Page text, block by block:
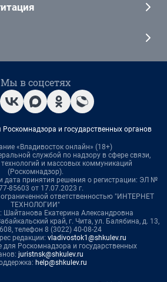
Мы в соцсетях
и государственных органов
«Владивосток онлайн» (18+)
службой по надзору в сфере связи,
и массовых коммуникаций
(Роскомнадзор).
дата принятия решения о регистрации: ЭЛ №
85603 от 17.07.2023 г.
ответственностью "ИНТЕРНЕТ
ТЕХНОЛОГИИ"
Шайтанова Екатерина Александровна
край, г. Чита, ул. Балябина, д. 13,
телефон 8 (3022) 40-08-24
редакции: vladivostok1@shkulev.ru
для Роскомнадзора и государственных
juristnsk@shkulev.ru
help@shkulev.ru